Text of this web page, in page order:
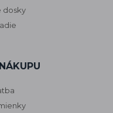
dosky